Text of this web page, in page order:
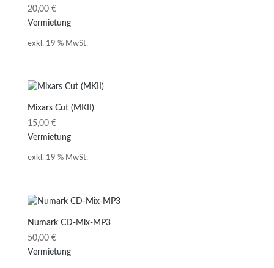
20,00 €
Vermietung
exkl. 19 % MwSt.
Mixars Cut (MKII)
15,00 €
Vermietung
exkl. 19 % MwSt.
Numark CD-Mix-MP3
50,00 €
Vermietung